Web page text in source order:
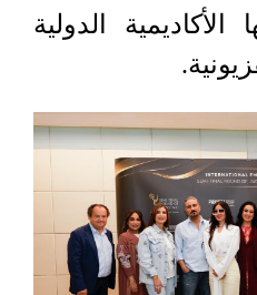
الدولية